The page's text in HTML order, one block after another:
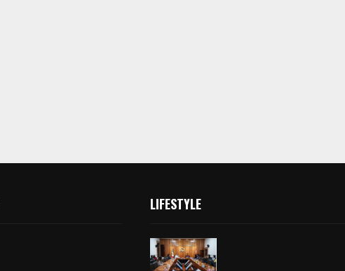
LIFESTYLE